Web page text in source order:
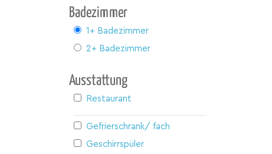
Badezimmer
1+ Badezimmer
2+ Badezimmer
Ausstattung
Restaurant
Gefrierschrank/ fach
Geschirrspüler